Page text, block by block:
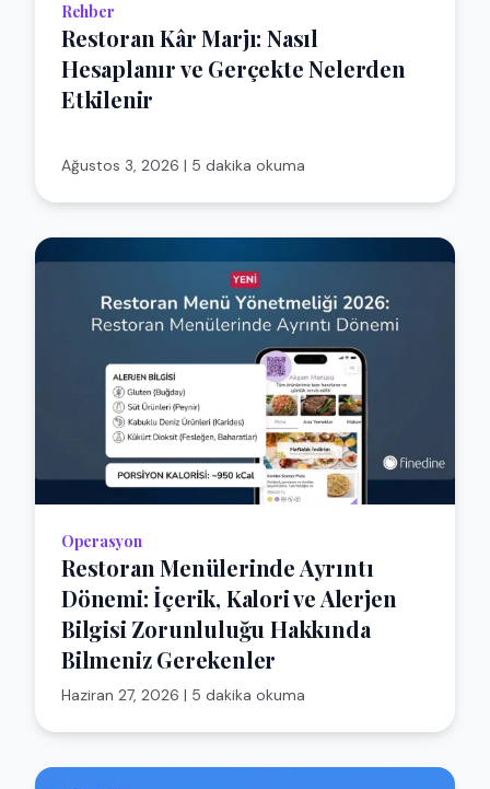
Rehber
Restoran Kâr Marjı: Nasıl
Hesaplanır ve Gerçekte Nelerden
Etkilenir
Ağustos 3, 2026 | 5 dakika okuma
Operasyon
Restoran Menülerinde Ayrıntı
Dönemi: İçerik, Kalori ve Alerjen
Bilgisi Zorunluluğu Hakkında
Bilmeniz Gerekenler
Haziran 27, 2026 | 5 dakika okuma